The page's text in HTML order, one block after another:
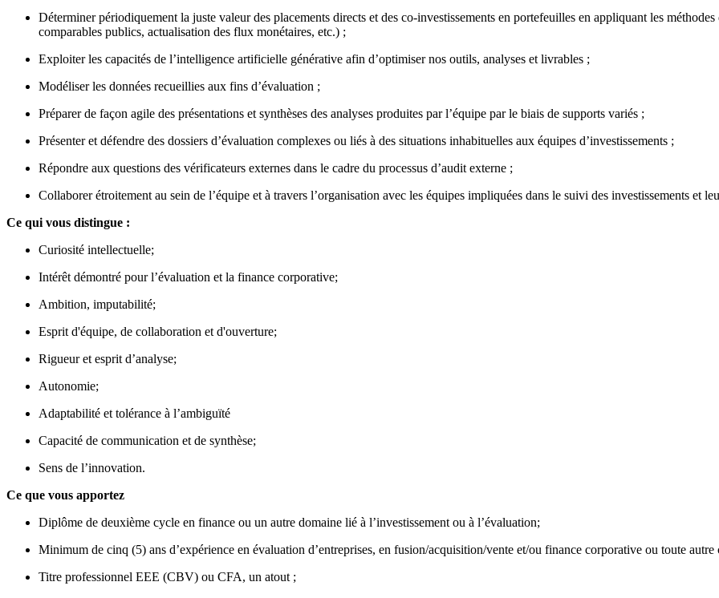
Déterminer périodiquement la juste valeur des placements directs et des co-investissements en portefeuilles en appliquant les
comparables publics, actualisation des flux monétaires, etc.) ;
Exploiter les capacités de l’intelligence artificielle générative afin d’optimiser nos outils, analyses et livrables ;
Modéliser les données recueillies aux fins d’évaluation ;
Préparer de façon agile des présentations et synthèses des analyses produites par l’équipe par le biais de supports variés ;
Présenter et défendre des dossiers d’évaluation complexes ou liés à des situations inhabituelles aux équipes d’investissements ;
Répondre aux questions des vérificateurs externes dans le cadre du processus d’audit externe ;
Collaborer étroitement au sein de l’équipe et à travers l’organisation avec les équipes impliquées dans le suivi des investissements et
Ce qui vous distingue :
Curiosité intellectuelle;
Intérêt démontré pour l’évaluation et la finance corporative;
Ambition, imputabilité;
Esprit d'équipe, de collaboration et d'ouverture;
Rigueur et esprit d’analyse;
Autonomie;
Adaptabilité et tolérance à l’ambiguïté
Capacité de communication et de synthèse;
Sens de l’innovation.
Ce que vous apportez
Diplôme de deuxième cycle en finance ou un autre domaine lié à l’investissement ou à l’évaluation;
Minimum de cinq (5) ans d’expérience en évaluation d’entreprises, en fusion/acquisition/vente et/ou finance corporative ou toute
Titre professionnel EEE (CBV) ou CFA, un atout ;